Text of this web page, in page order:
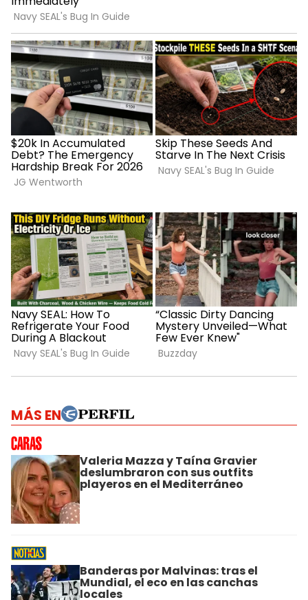
MÁS EN
Valeria Mazza y Taína Gravier
deslumbraron con sus outfits
playeros en el Mediterráneo
Banderas por Malvinas: tras el
Mundial, el eco en las canchas
locales